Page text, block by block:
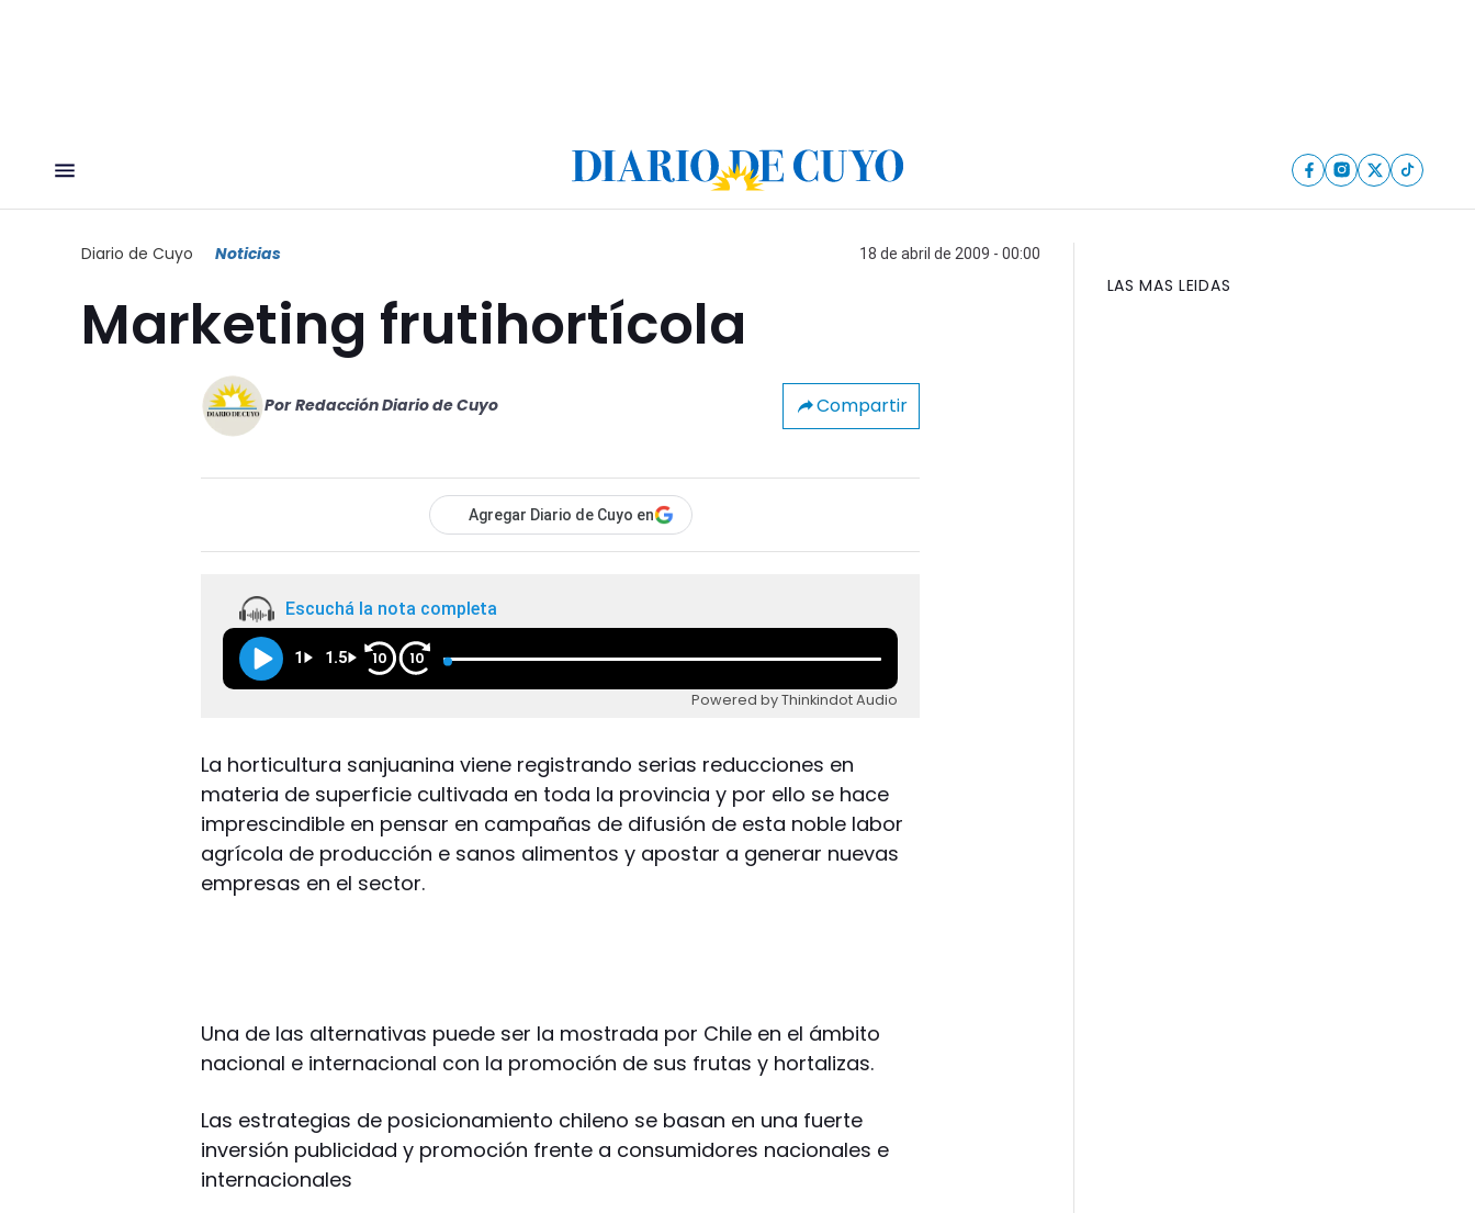
Diario de Cuyo Noticias 18 de abril de 2009 - 00:00
Marketing frutihortícola
Por Redacción Diario de Cuyo Compartir
Agregar Diario de Cuyo en
Escuchá la nota completa
1 1.5 10 10
Powered by Thinkindot Audio
La horticultura sanjuanina viene registrando serias reducciones en
materia de superficie cultivada en toda la provincia y por ello se hace
imprescindible en pensar en campañas de difusión de esta noble labor
agrícola de producción e sanos alimentos y apostar a generar nuevas
empresas en el sector.
Una de las alternativas puede ser la mostrada por Chile en el ámbito
nacional e internacional con la promoción de sus frutas y hortalizas.
Las estrategias de posicionamiento chileno se basan en una fuerte
inversión publicidad y promoción frente a consumidores nacionales e
internacionales
LAS MAS LEIDAS